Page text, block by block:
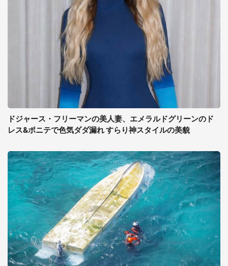
ドジャース・フリーマンの美人妻、エメラルドグリーンのド
レス&ポニテで色気ダダ漏れ すらり神スタイルの美貌